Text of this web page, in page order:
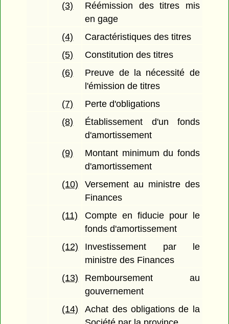
(3)
Réémission des titres mis
en gage
(4)
Caractéristiques des titres
(5)
Constitution des titres
(6)
Preuve de la nécessité de
l'émission de titres
(7)
Perte d'obligations
(8)
Établissement d'un fonds
d'amortissement
(9)
Montant minimum du fonds
d'amortissement
(10)
Versement au ministre des
Finances
(11)
Compte en fiducie pour le
fonds d'amortissement
(12)
Investissement par le
ministre des Finances
(13)
Remboursement au
gouvernement
(14)
Achat des obligations de la